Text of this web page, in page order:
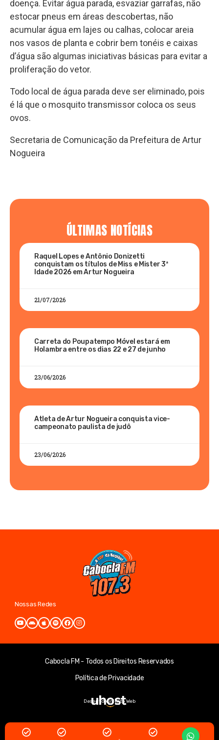
doença. Evitar água parada, esvaziar garrafas, não
estocar pneus em áreas descobertas, não
acumular água em lajes ou calhas, colocar areia
nos vasos de planta e cobrir bem tonéis e caixas
d’água são algumas iniciativas básicas para evitar a
proliferação do vetor.
Todo local de água parada deve ser eliminado, pois
é lá que o mosquito transmissor coloca os seus
ovos.
Secretaria de Comunicação da Prefeitura de Artur
Nogueira
ÚLTIMAS NOTÍCIAS
Raquel Lopes e Antônio Donizetti
conquistam os títulos de Miss e Mister 3ª
Idade 2026 em Artur Nogueira
21/07/2026
Carreta do Poupatempo Móvel estará em
Holambra entre os dias 22 e 27 de junho
23/06/2026
Atleta de Artur Nogueira conquista vice-
campeonato paulista de judô
23/06/2026
Nossas Redes
Cabocla FM - Todos os Direitos Reservados
Política de Privacidade
Desenvolvimento Web